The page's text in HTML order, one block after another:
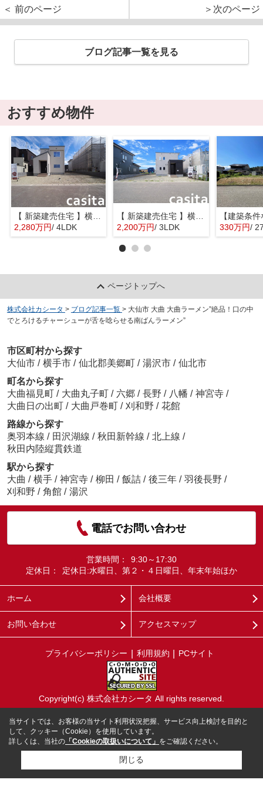
＜ 前のページ
＞次のページ
ブログ記事一覧を見る
おすすめ物件
【 新築建売住宅 】横手市八幡字長者町No58 横手北小学校区のオール電化 4LDK
2,280万円/ 4LDK
【 新築建売住宅 】横手市八幡字長者町No50 横手北小学校区のオール電化 3LDK
2,200万円/ 3LDK 330万円/
ページトップへ
株式会社カシータ > ブログ記事一覧 > 大仙市 大曲 大曲ラーメン”絶品！口の中
でとろけるチャーシューが舌を唸らせる南ばんラーメン”
市区町村から探す
大仙市 / 横手市 / 仙北郡美郷町 / 湯沢市 / 仙北市
町名から探す
大曲福見町 / 大曲丸子町 / 六郷 / 長野 / 八幡 / 神宮寺 /
大曲日の出町 / 大曲戸巻町 / 刈和野 / 花館
路線から探す
奥羽本線 / 田沢湖線 / 秋田新幹線 / 北上線 /
秋田内陸縦貫鉄道
駅から探す
大曲 / 横手 / 神宮寺 / 柳田 / 飯詰 / 後三年 / 羽後長野 /
刈和野 / 角館 / 湯沢
電話でお問い合わせ
営業時間：
9:30～17:30
定休日：
定休日:水曜日、第２・４日曜日、年末年始ほか
ホーム 会社概要
お問い合わせ アクセスマップ
プライバシーポリシー 利用規約 PCサイト
Copyright(c) 株式会社カシータ All rights reserved.
当サイトでは、お客様の当サイト利用状況把握、サービス向上検討を目的と
して、クッキー（Cookie）を使用しています。
詳しくは、当社の 「Cookieの取扱いについて」 をご確認ください。
閉じる